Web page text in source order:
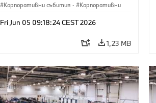
Корпоративни събития · Корпоративни
Fri Jun 05 09:18:24 CEST 2026
1,23 MB